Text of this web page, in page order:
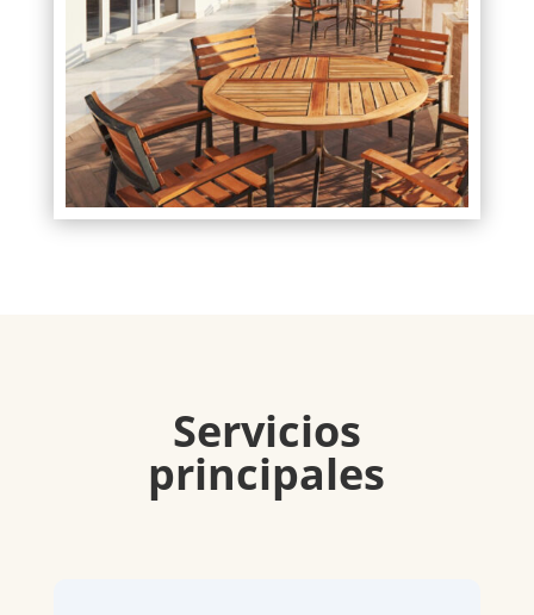
Servicios
principales